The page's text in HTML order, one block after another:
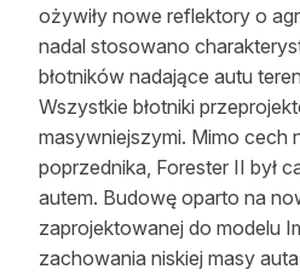
ożywiły nowe reflektory o
nadal stosowano
błotników nadające autu
Wszystkie błotniki
masywniejszymi. Mimo cech
poprzednika, Forester II był
autem. Budowę oparto na
zaprojektowanej do modelu
zachowania niskiej masy